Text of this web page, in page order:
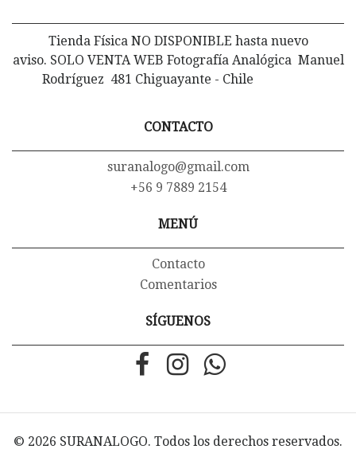
Tienda Física NO DISPONIBLE hasta nuevo
aviso. SOLO VENTA WEB Fotografía Analógica Manuel
Rodríguez 481 Chiguayante - Chile
CONTACTO
suranalogo@gmail.com
+56 9 7889 2154
MENÚ
Contacto
Comentarios
SÍGUENOS
© 2026 SURANALOGO. Todos los derechos reservados.